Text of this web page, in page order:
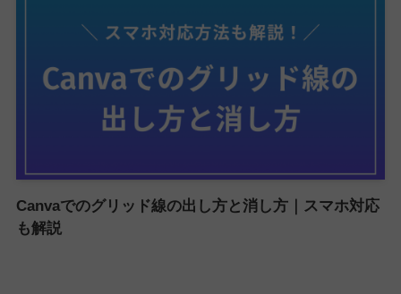
Canvaでのグリッド線の出し方と消し方｜スマホ対応
も解説